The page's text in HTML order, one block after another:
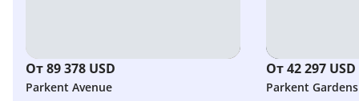
От 89 378 USD
Parkent Avenue
От 42 297 USD
Parkent Gardens